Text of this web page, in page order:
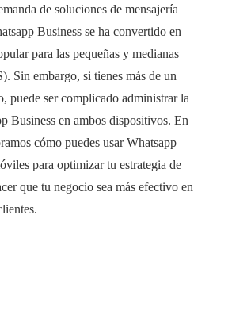
de soluciones de mensajería
Business se ha convertido en
para las pequeñas y medianas
Sin embargo, si tienes más de un
puede ser complicado administrar la
Business en ambos dispositivos. En
cómo puedes usar Whatsapp
para optimizar tu estrategia de
que tu negocio sea más efectivo en